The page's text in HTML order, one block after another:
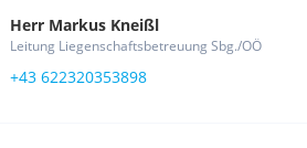
Herr Markus Kneißl
Leitung Liegenschaftsbetreuung Sbg./OÖ
+43 622320353898